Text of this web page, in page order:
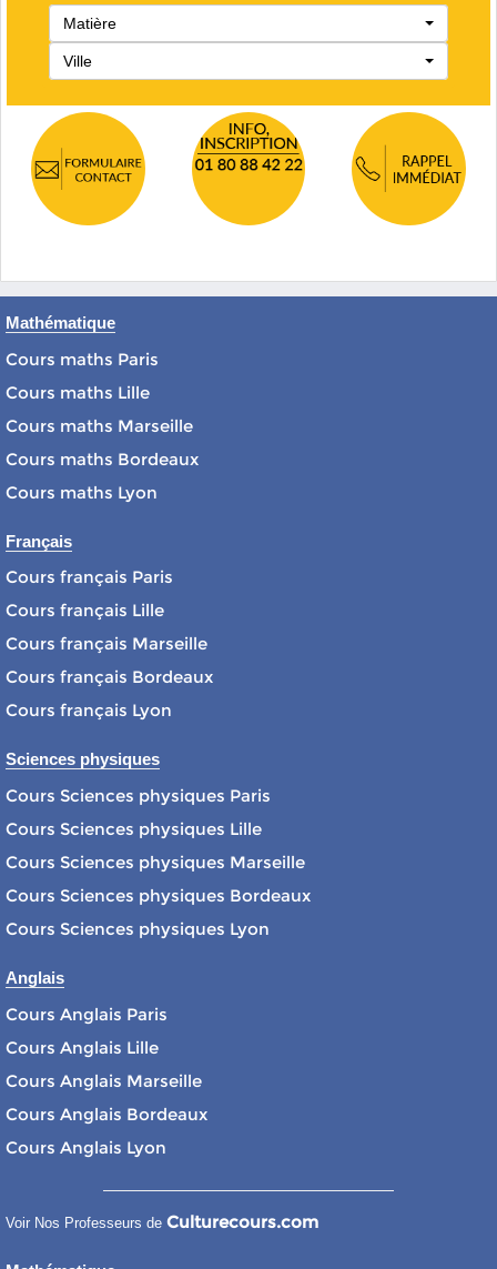
Matière
Ville
Mathématique
Cours maths Paris
Cours maths Lille
Cours maths Marseille
Cours maths Bordeaux
Cours maths Lyon
Français
Cours français Paris
Cours français Lille
Cours français Marseille
Cours français Bordeaux
Cours français Lyon
Sciences physiques
Cours Sciences physiques Paris
Cours Sciences physiques Lille
Cours Sciences physiques Marseille
Cours Sciences physiques Bordeaux
Cours Sciences physiques Lyon
Anglais
Cours Anglais Paris
Cours Anglais Lille
Cours Anglais Marseille
Cours Anglais Bordeaux
Cours Anglais Lyon
Voir Nos Professeurs de Culturecours.com